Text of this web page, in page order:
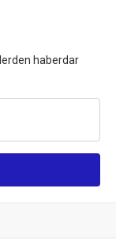
haberdar